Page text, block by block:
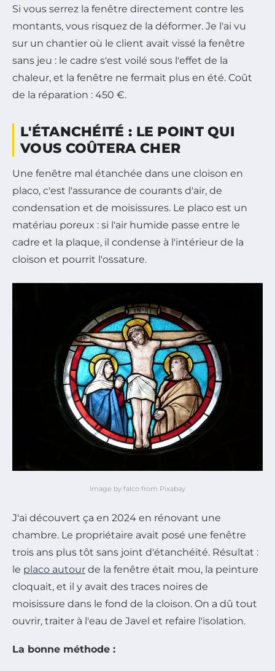
Si vous serrez la fenêtre directement contre les
montants, vous risquez de la déformer. Je l'ai vu
sur un chantier où le client avait vissé la fenêtre
sans jeu : le cadre s'est voilé sous l'effet de la
chaleur, et la fenêtre ne fermait plus en été. Coût
de la réparation : 450 €.
L'ÉTANCHÉITÉ : LE POINT QUI
VOUS COÛTERA CHER
Une fenêtre mal étanchée dans une cloison en
placo, c'est l'assurance de courants d'air, de
condensation et de moisissures. Le placo est un
matériau poreux : si l'air humide passe entre le
cadre et la plaque, il condense à l'intérieur de la
cloison et pourrit l'ossature.
Image by falco from Pixabay
J'ai découvert ça en 2024 en rénovant une
chambre. Le propriétaire avait posé une fenêtre
trois ans plus tôt sans joint d'étanchéité. Résultat :
le placo autour de la fenêtre était mou, la peinture
cloquait, et il y avait des traces noires de
moisissure dans le fond de la cloison. On a dû tout
ouvrir, traiter à l'eau de Javel et refaire l'isolation.
La bonne méthode :